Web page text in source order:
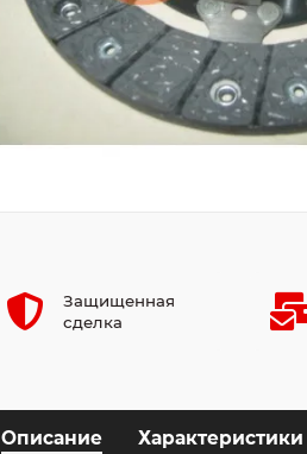
Защищенная
сделка
Описание Характеристики